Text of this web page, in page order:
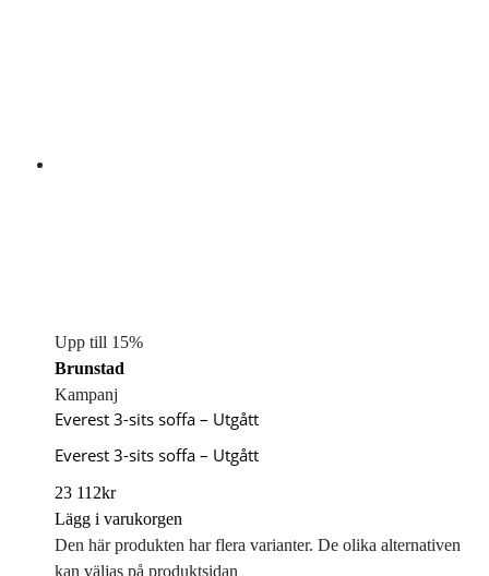
Upp till 15%
Brunstad
Kampanj
Everest 3-sits soffa – Utgått
Everest 3-sits soffa – Utgått
23 112kr
Lägg i varukorgen
Den här produkten har flera varianter. De olika alternativen
kan väljas på produktsidan